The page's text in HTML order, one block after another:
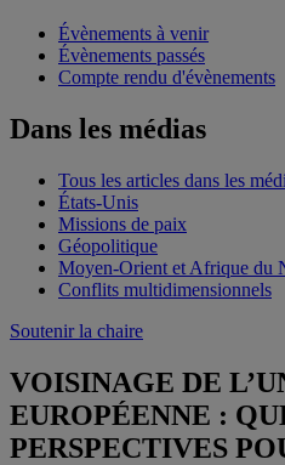
Évènements à venir
Évènements passés
Compte rendu d'évènements
Dans les médias
Tous les articles dans les
États-Unis
Missions de paix
Géopolitique
Moyen-Orient et Afrique du
Conflits multidimensionnels
Soutenir la chaire
VOISINAGE DE
EUROPÉENNE :
PERSPECTIVES